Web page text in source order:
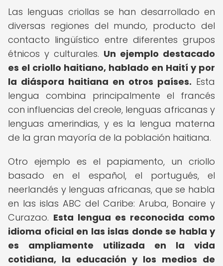
Las lenguas criollas se han desarrollado en
diversas regiones del mundo, producto del
contacto lingüístico entre diferentes grupos
étnicos y culturales. Un ejemplo destacado
es el criollo haitiano, hablado en Haití y por
la diáspora haitiana en otros países. Esta
lengua combina principalmente el francés
con influencias del creole, lenguas africanas y
lenguas amerindias, y es la lengua materna
de la gran mayoría de la población haitiana.
Otro ejemplo es el papiamento, un criollo
basado en el español, el portugués, el
neerlandés y lenguas africanas, que se habla
en las islas ABC del Caribe: Aruba, Bonaire y
Curazao. Esta lengua es reconocida como
idioma oficial en las islas donde se habla y
es ampliamente utilizada en la vida
cotidiana, la educación y los medios de